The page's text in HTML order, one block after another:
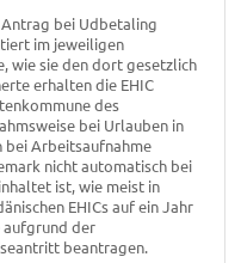
bei Udbetaling
im jeweiligen
wie sie den dort gesetzlich
erhalten die EHIC
des
bei Urlauben in
bei Arbeitsaufnahme
nicht automatisch bei
ist, wie meist in
EHICs auf ein Jahr
aufgrund der
beantragen.